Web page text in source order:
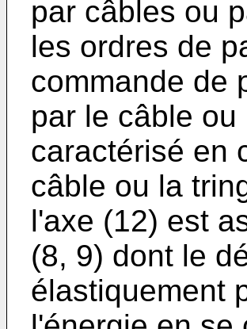
par câbles ou
les ordres de
commande de
par le câble
caractérisé en
câble ou la
l'axe (12) est
(8, 9) dont le
élastiquement